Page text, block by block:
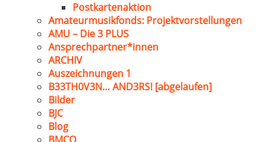
Postkartenaktion
Amateurmusikfonds: Projektvorstellungen
AMU – Die 3 PLUS
Ansprechpartner*innen
ARCHIV
Auszeichnungen 1
B33TH0V3N… AND3RS! [abgelaufen]
Bilder
BJC
Blog